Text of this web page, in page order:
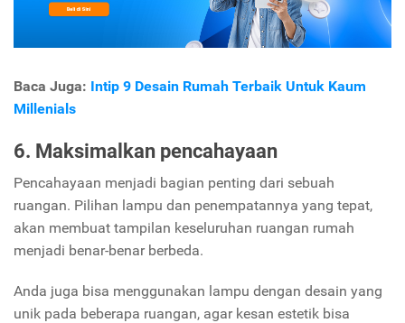
Baca Juga: Intip 9 Desain Rumah Terbaik Untuk Kaum
Millenials
6. Maksimalkan pencahayaan
Pencahayaan menjadi bagian penting dari sebuah
ruangan. Pilihan lampu dan penempatannya yang tepat,
akan membuat tampilan keseluruhan ruangan rumah
menjadi benar-benar berbeda.
Anda juga bisa menggunakan lampu dengan desain yang
unik pada beberapa ruangan, agar kesan estetik bisa